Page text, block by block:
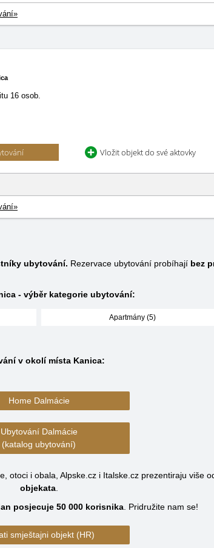
16 osob.
Vložit objekt do své aktovky
ubytování. Rezervace ubytování probíhají bez
- výběr kategorie ubytování:
Apartmány (5)
v okolí místa Kanica:
Home Dalmácie
Ubytování Dalmácie
(katalog ubytování)
otoci i obala, Alpske.cz i Italske.cz prezentiraju više
objekata.
posjecuje 50 000 korisnika Pridružite nam se!
smještajni objekt (HR)